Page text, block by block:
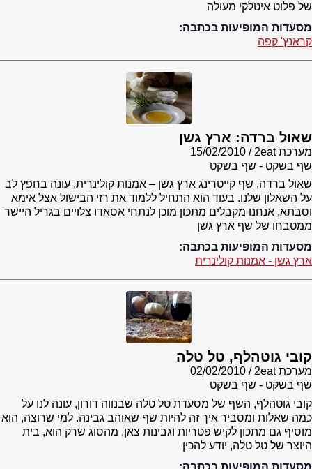
של פלוט איטלקי מעולה
מסעדות המופיעות בכתבה:
קראנץ' קפה
שאול ברדה: ארץ גשן
מערכת 2eat
15/02/2010
שף בשקט - שף בשקט
שאול ברדה, שף קייטרינג ארץ גשן – אמנות קולינרית, עונה בחפץ לב
על השאלון שלנו. בעוד הוא התחיל ללמוד את רזי הבישול אצל אימא
וסבתא, אנחנו מקבלים מתכון מוכן לנתחי אסאדו צלויים בגריל היישר
ממטבחו של שף ארץ גשן
מסעדות המופיעות בכתבה:
ארץ גשן - אמנות קולינרית
קובי גוטהלף, טל טלה
מערכת 2eat
02/02/2010
שף בשקט - שף בשקט
קובי גוטהלף, השף של מסעדת טל טלה שבנווה דורון, עונה לנו על
כמה שאלות ומסביר איך זה להיות שף שאוהב גבינה. למי שרוצה, הוא
מוסיף גם מתכון לקיש פטריות וגבינות צאן, מהסוג שרק הוא, בית
היוצר של טל טלה, יודע להכין
מסעדות המופיעות בכתבה: